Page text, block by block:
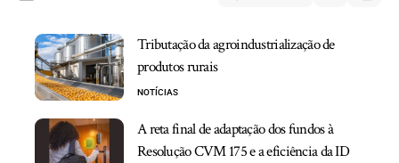
Tributação da agroindustrialização de
produtos rurais
NOTÍCIAS
A reta final de adaptação dos fundos à
Resolução CVM 175 e a eficiência da ID